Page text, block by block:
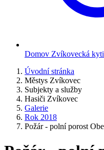
Domov Zvíkovecká
Úvodní stránka
Městys Zvíkovec
Subjekty a služby
Hasiči Zvíkovec
Galerie
Rok 2018
Požár - polní porost